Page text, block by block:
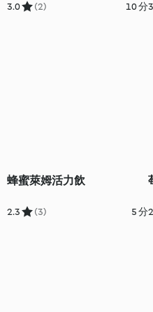
3.0 (2) 10 分
蜂蜜萊姆活力飲
2.3 (3) 5 分